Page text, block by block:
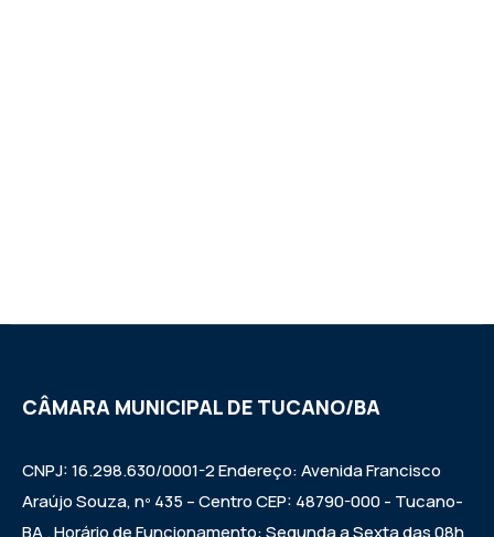
CÂMARA MUNICIPAL DE TUCANO/BA
CNPJ: 16.298.630/0001-2 Endereço: Avenida Francisco
Araújo Souza, nº 435 – Centro CEP: 48790-000 - Tucano-
BA . Horário de Funcionamento: Segunda a Sexta das 08h